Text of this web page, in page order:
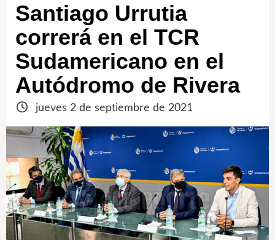
Santiago Urrutia
correrá en el TCR
Sudamericano en el
Autódromo de Rivera
jueves 2 de septiembre de 2021